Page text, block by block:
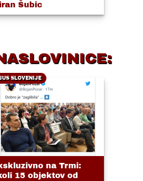
Šubic
SLOVENIJE
na Trmi:
15 objektov od